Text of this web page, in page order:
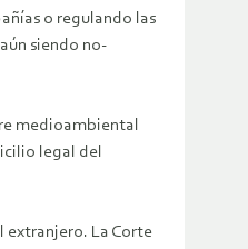
o regulando las
siendo no-
medioambiental
legal del
extranjero. La Corte